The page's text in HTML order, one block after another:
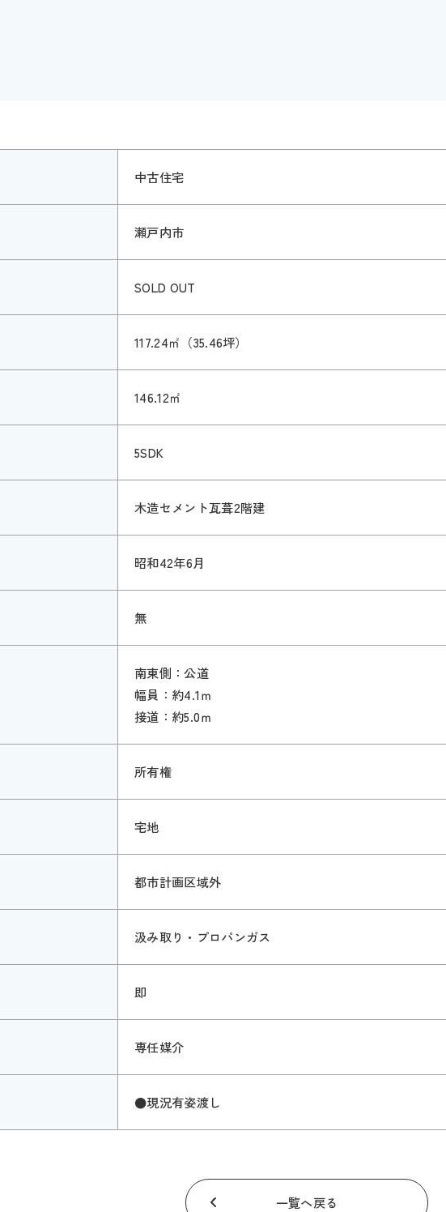
中古住宅
瀬戸内市
SOLD OUT
117.24㎡（35.46坪）
146.12㎡
5SDK
木造セメント瓦葺2階建
昭和42年6月
無
南東側：公道
幅員：約4.1ｍ
接道：約5.0ｍ
所有権
宅地
都市計画区域外
汲み取り・プロパンガス
即
専任媒介
●現況有姿渡し
一覧へ戻る